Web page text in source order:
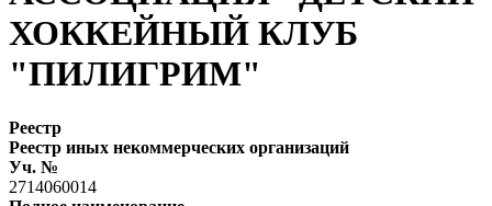
ХОККЕЙНЫЙ КЛУБ
"ПИЛИГРИМ"
Реестр
Реестр иных некоммерческих организаций
Уч. №
2714060014